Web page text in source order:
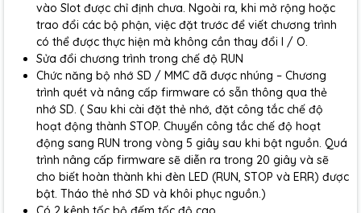
vào Slot được chỉ định chưa. Ngoài ra, khi mở rộng hoặc
trao đổi các bộ phận, việc đặt trước để viết chương trình
có thể được thực hiện mà không cần thay đổi I / O.
Sửa đổi chương trình trong chế độ RUN
Chức năng bộ nhớ SD / MMC đã được nhúng – Chương
trình quét và nâng cấp firmware có sẵn thông qua thẻ
nhớ SD. ( Sau khi cài đặt thẻ nhớ, đặt công tắc chế độ
hoạt động thành STOP. Chuyển công tắc chế độ hoạt
động sang RUN trong vòng 5 giây sau khi bật nguồn. Quá
trình nâng cấp firmware sẽ diễn ra trong 20 giây và sẽ
cho biết hoàn thành khi đèn LED (RUN, STOP và ERR) được
bật. Tháo thẻ nhớ SD và khôi phục nguồn.)